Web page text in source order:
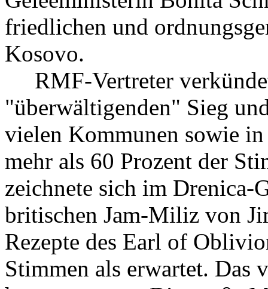
friedlichen und
Kosovo.
RMF-Vertreter
"überwältigenden" Sieg
vielen Kommunen sowie
mehr als 60 Prozent der
zeichnete sich im Drenica-
britischen Jam-Miliz von
Rezepte des Earl of
Stimmen als erwartet.